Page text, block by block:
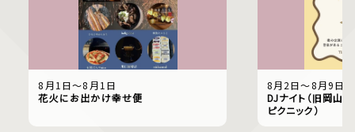
8月1日〜8月1日
花火にお出かけ幸せ便
8月2日〜8月9日
DJナイト（旧岡山
ピクニック）